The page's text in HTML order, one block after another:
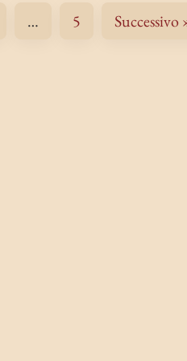
… 5 Successivo